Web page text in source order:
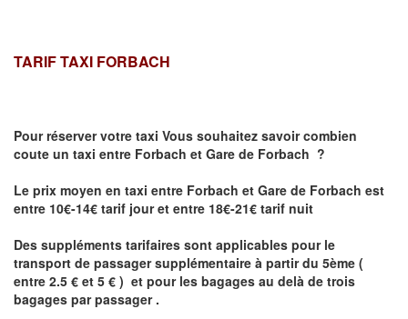
TARIF TAXI FORBACH
Pour réserver votre taxi Vous souhaitez savoircombien
coute un taxi entre Forbach et Gare de Forbach ?
Le prix moyen en taxi entre Forbach et Gare de Forbach est
entre 10€-14€ tarif jour et entre 18€-21€ tarif nuit
Des suppléments tarifaires sont applicables pour le
transport de passager supplémentaire à partir du 5ème (
entre 2.5 € et 5 € ) et pour les bagages au delà de trois
bagages par passager .